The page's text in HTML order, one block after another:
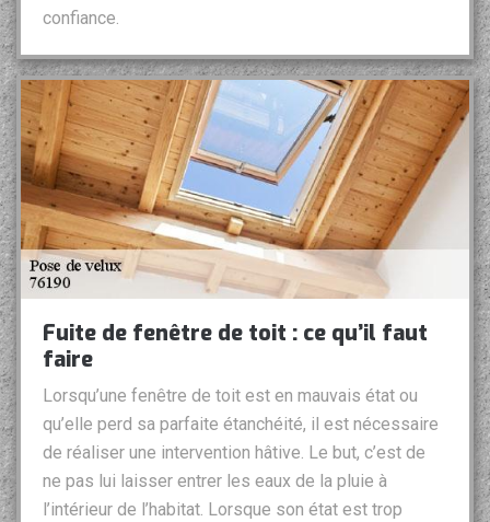
confiance.
Fuite de fenêtre de toit : ce qu’il faut
faire
Lorsqu’une fenêtre de toit est en mauvais état ou
qu’elle perd sa parfaite étanchéité, il est nécessaire
de réaliser une intervention hâtive. Le but, c’est de
ne pas lui laisser entrer les eaux de la pluie à
l’intérieur de l’habitat. Lorsque son état est trop